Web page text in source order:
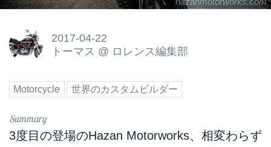
hazanmotorworks.com
2017-04-22
トーマス @ ロレンス編集部
Motorcycle 世界のカスタムビルダー
3度目の登場のHazan Motorworks、相変わらず